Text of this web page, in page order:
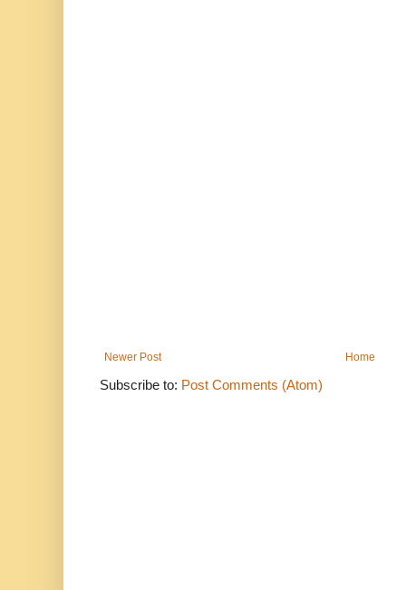
Newer Post Home
Subscribe to: Post Comments (Atom)